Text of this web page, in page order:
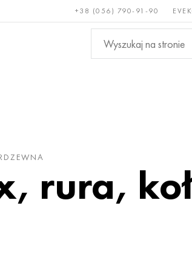
+38 (056) 790-91-90
Metale
nieżelazne
rura,